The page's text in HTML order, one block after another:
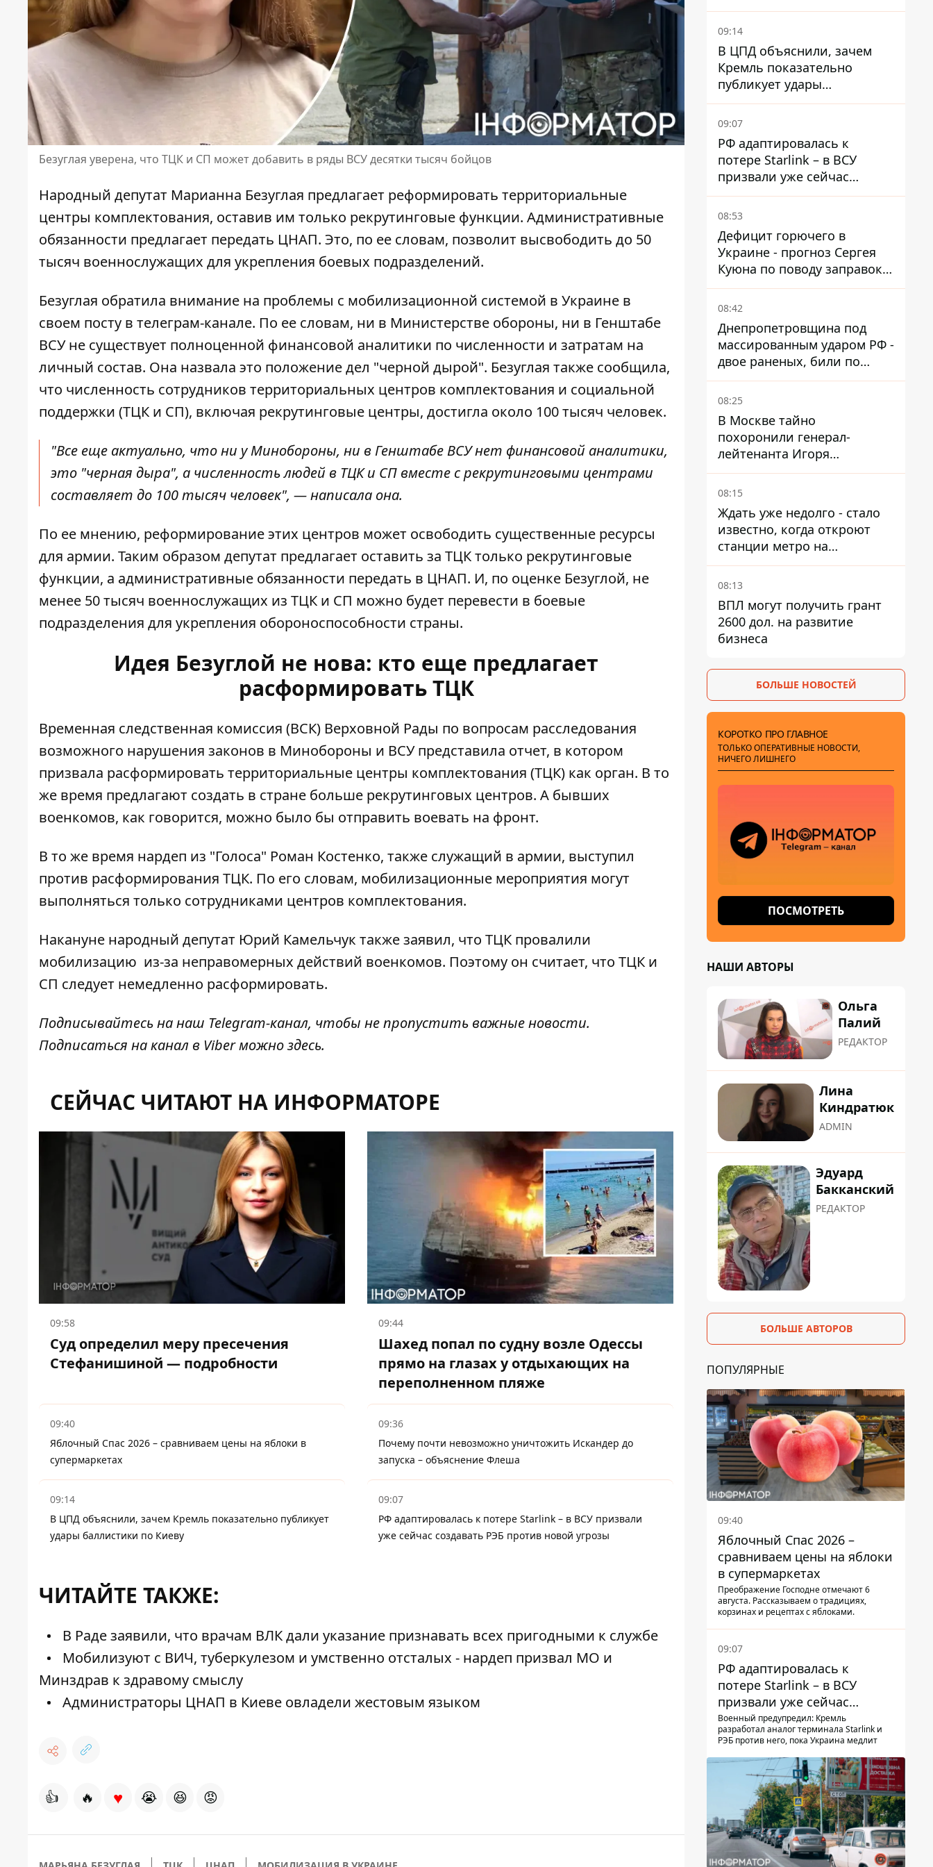
Безуглая уверена, что ТЦК и СП может добавить в ряды ВСУ десятки тысяч бойцов
Народный депутат Марианна Безуглая предлагает реформировать территориальные
центры комплектования, оставив им только рекрутинговые функции. Административные
обязанности предлагает передать ЦНАП. Это, по ее словам, позволит высвободить до 50
тысяч военнослужащих для укрепления боевых подразделений.
Безуглая обратила внимание на проблемы с мобилизационной системой в Украине в
своем посту в телеграм-канале. По ее словам, ни в Министерстве обороны, ни в Генштабе
ВСУне существует полноценной финансовой аналитики по численности и затратам на
личный состав. Она назвала это положение дел "черной дырой". Безуглая также сообщила,
что численность сотрудников территориальных центров комплектования и социальной
поддержки (ТЦК и СП), включая рекрутинговые центры, достигла около 100 тысяч человек.
"Все еще актуально, что ни у Минобороны, ни в Генштабе ВСУ нет финансовой аналитики,
это "черная дыра", а численность людей в ТЦК и СП вместе с рекрутинговыми центрами
составляет до 100 тысяч человек", — написала она.
По ее мнению, реформирование этих центров может освободить существенные ресурсы
для армии. Таким образом депутат предлагает оставить за ТЦК только рекрутинговые
функции, а административные обязанности передать в ЦНАП. И, по оценке Безуглой, не
менее 50 тысяч военнослужащих из ТЦК и СП можно будет перевести в боевые
подразделения для укрепления обороноспособности страны.
Идея Безуглой не нова: кто еще предлагает
расформировать ТЦК
Временная следственная комиссия (ВСК) Верховной Рады по вопросам расследования
возможного нарушения законов в Минобороны и ВСУ представила отчет, в котором
призвала расформировать территориальные центры комплектования (ТЦК) как орган. В то
же время предлагают создать в стране больше рекрутинговых центров. А бывших
военкомов, как говорится, можно было бы отправить воевать на фронт.
В то же время нардеп из "Голоса" Роман Костенко, также служащий в армии, выступил
против расформирования ТЦК. По его словам, мобилизационные мероприятия могут
выполняться только сотрудниками центров комплектования.
Накануне народный депутат Юрий Камельчук также заявил, что ТЦК провалили
мобилизацию из-за неправомерных действий военкомов. Поэтому он считает, что ТЦК и
СП следует немедленно расформировать.
Подписывайтесь на наш Telegram-канал, чтобы не пропустить важные новости.
Подписаться на канал в Viber можноздесь.
СЕЙЧАС ЧИТАЮТ НА ИНФОРМАТОРЕ
09:58
Суд определил меру пресечения
Стефанишиной — подробности
09:44
Шахед попал по судну возле Одессы
прямо на глазах у отдыхающих на
переполненном пляже
09:40
Яблочный Спас 2026 – сравниваем цены на яблоки в
супермаркетах
09:36
Почему почти невозможно уничтожить Искандер до
запуска – объяснение Флеша
09:14
В ЦПД объяснили, зачем Кремль показательно публикует
удары баллистики по Киеву
09:07
РФ адаптировалась к потере Starlink – в ВСУ призвали
уже сейчас создавать РЭБ против новой угрозы
ЧИТАЙТЕ ТАКЖЕ:
В Раде заявили, что врачам ВЛК дали указание признавать всех пригодными к службе
Мобилизуют с ВИЧ, туберкулезом и умственно отсталых - нардеп призвал МО и
Минздрав к здравому смыслу
Администраторы ЦНАП в Киеве овладели жестовым языком
👍 🔥 ♥ 😭 😆 😡
Флеша
09:14
В ЦПД объяснили, зачем
Кремль показательно
публикует удары
баллистики по Киеву
09:07
РФ адаптировалась к
потере Starlink – в ВСУ
призвали уже сейчас
создавать РЭБ против
новой угрозы
08:53
Дефицит горючего в
Украине - прогноз Сергея
Куюна по поводу заправок и
очередей
08:42
Днепропетровщина под
массированным ударом РФ -
двое раненых, били по
Никопольщине и
Синельниковщине
08:25
В Москве тайно
похоронили генерал-
лейтенанта Игоря
Иерусалимова – мог
погибнуть от взрыва в
08:15
Ждать уже недолго - стало
известно, когда откроют
станции метро на
Виноградаре
08:13
ВПЛ могут получить грант
2600 дол. на развитие
бизнеса
БОЛЬШЕ НОВОСТЕЙ
КОРОТКО ПРО ГЛАВНОЕ
ТОЛЬКО ОПЕРАТИВНЫЕ НОВОСТИ,
НИЧЕГО ЛИШНЕГО
ПОСМОТРЕТЬ
НАШИ АВТОРЫ
Ольга
Палий
РЕДАКТОР
Лина
Киндратюк
ADMIN
Эдуард
Бакканский
РЕДАКТОР
БОЛЬШЕ АВТОРОВ
ПОПУЛЯРНЫЕ
09:40
Яблочный Спас 2026 –
сравниваем цены на яблоки
в супермаркетах
Преображение Господне отмечают 6
августа. Рассказываем о традициях,
корзинах и рецептах с яблоками.
09:07
РФ адаптировалась к
потере Starlink – в ВСУ
призвали уже сейчас
создавать РЭБ против
новой угрозы
Военный предупредил: Кремль
разработал аналог терминала Starlink и
РЭБ против него, пока Украина медлит